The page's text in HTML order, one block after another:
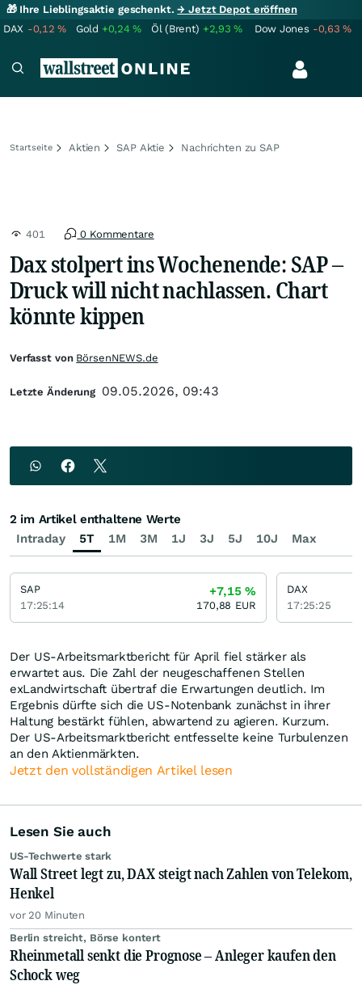
🎁 Ihre Lieblingsaktie geschenkt.→ Jetzt Depot eröffnen
DAX -0,12% Gold +0,24% Öl (Brent) +2,93% Dow Jones -0,63%
Startseite Aktien SAP Aktie Nachrichten zu SAP
401 0 Kommentare
Dax stolpert ins Wochenende: SAP –
Druck will nicht nachlassen. Chart
könnte kippen
Der US-Arbeitsmarktbericht für April fiel stärker als
erwartet aus. Die Zahl der neugeschaffenen Stellen
exLandwirtschaft übertraf die Erwartungen deutlich. Im
Ergebnis dürfte sich die US-Notenbank zunächst in ihrer
Haltung bestärkt fühlen, abwartend zu agieren. Kurzum.
Der US-Arbeitsmarktbericht entfesselte keine Turbulenzen
an den Aktienmärkten.
Jetzt den vollständigen Artikel lesen
Lesen Sie auch
US-Techwerte stark
Wall Street legt zu, DAX steigt nach Zahlen von Telekom,
Henkel
vor 20 Minuten
Berlin streicht, Börse kontert
Rheinmetall senkt die Prognose – Anleger kaufen den
Schock weg
Verfasst von BörsenNEWS.de
Letzte Änderung 09.05.2026, 09:43
Intraday 5T 1M 3M 1J 3J 5J 10J Max
2 im Artikel enthaltene Werte
SAP
17:25:14
+7,15%
170,88 EUR
DAX
17:25:25